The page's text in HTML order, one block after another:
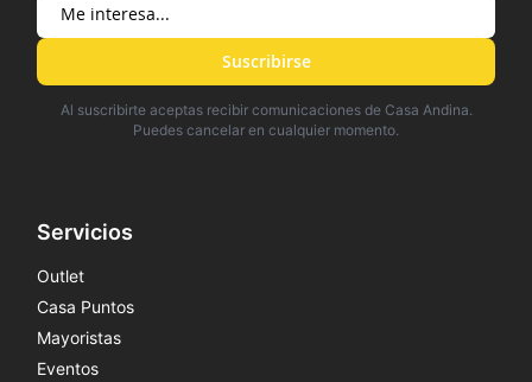
Suscribirse
Al suscribirte aceptas recibir comunicaciones de Casa Andina.
Puedes cancelar en cualquier momento.
Servicios
Outlet
Casa Puntos
Mayoristas
Eventos